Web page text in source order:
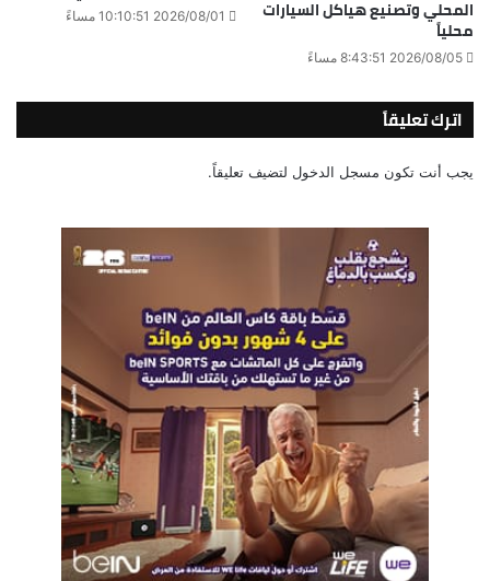
المحلي وتصنيع هياكل السيارات
محلياً
2026/08/05 8:43:51 مساءً
2026/08/01 10:10:51 مساءً
اترك تعليقاً
يجب أنت تكون مسجل الدخول لتضيف تعليقاً.